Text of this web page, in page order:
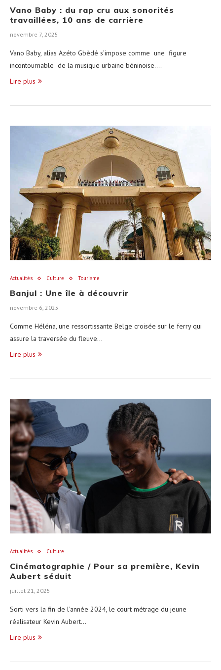
Vano Baby : du rap cru aux sonorités
travaillées, 10 ans de carrière
novembre 7, 2025
Vano Baby, alias Azéto Gbèdé s’impose comme une figure
incontournable de la musique urbaine béninoise.…
Lire plus
Actualités Culture Tourisme
Banjul : Une île à découvrir
novembre 6, 2025
Comme Héléna, une ressortissante Belge croisée sur le ferry qui
assure la traversée du fleuve…
Lire plus
Actualités Culture
Cinématographie / Pour sa première, Kevin
Aubert séduit
juillet 21, 2025
Sorti vers la fin de l’année 2024, le court métrage du jeune
réalisateur Kevin Aubert…
Lire plus